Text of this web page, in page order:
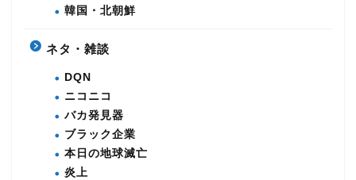
韓国・北朝鮮
ネタ・雑談
DQN
ニコニコ
バカ発見器
ブラック企業
本日の地球滅亡
炎上